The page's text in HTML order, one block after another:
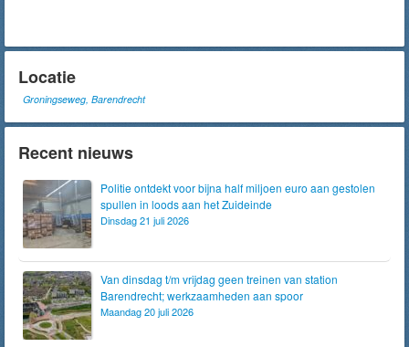
Locatie
Groningseweg, Barendrecht
Recent nieuws
Politie ontdekt voor bijna half miljoen euro aan gestolen
spullen in loods aan het Zuideinde
Dinsdag 21 juli 2026
Van dinsdag t/m vrijdag geen treinen van station
Barendrecht; werkzaamheden aan spoor
Maandag 20 juli 2026